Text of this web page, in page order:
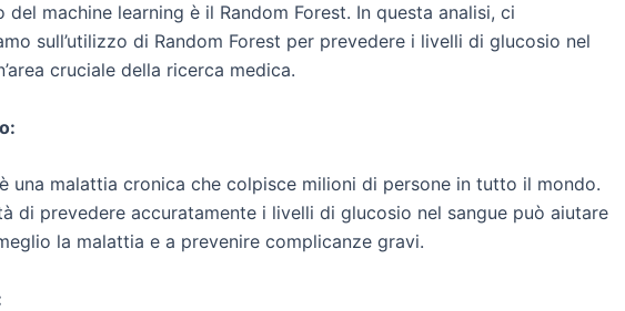
del machine learning è il Random Forest. In questa analisi, ci
sull’utilizzo di Random Forest per prevedere i livelli di glucosio nel
cruciale della ricerca medica.
una malattia cronica che colpisce milioni di persone in tutto il mondo.
di prevedere accuratamente i livelli di glucosio nel sangue può aiutare
la malattia e a prevenire complicanze gravi.